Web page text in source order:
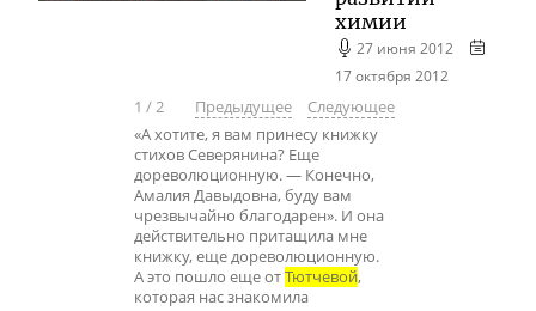
химии
27 июня 2012
17 октября 2012
1 /2 Предыдущее
Следующее
«А хотите, я вам принесу книжку
стихов Северянина? Еще
дореволюционную. — Конечно,
Амалия Давыдовна, буду вам
чрезвычайно благодарен». И она
действительно притащила мне
книжку, еще дореволюционную.
А это пошло еще отТютчевой,
которая нас знакомила